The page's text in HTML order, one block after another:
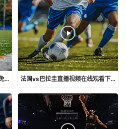
法国vs巴拉圭直播视频在线观看免费 法国vs巴拉圭直播视频在线观看下载